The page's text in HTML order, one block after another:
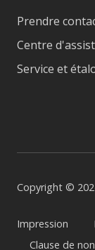
Prendre
Centre
Service et
Copyright ©
Impression
Clause de